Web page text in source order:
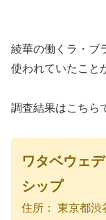
綾華の働くラ・ブ
使われていたこと
調査結果はこちら
ワタベウェ
シップ
住所： 東京都渋